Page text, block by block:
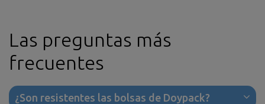
Las preguntas más
frecuentes
¿Son resistentes las bolsas de Doypack?